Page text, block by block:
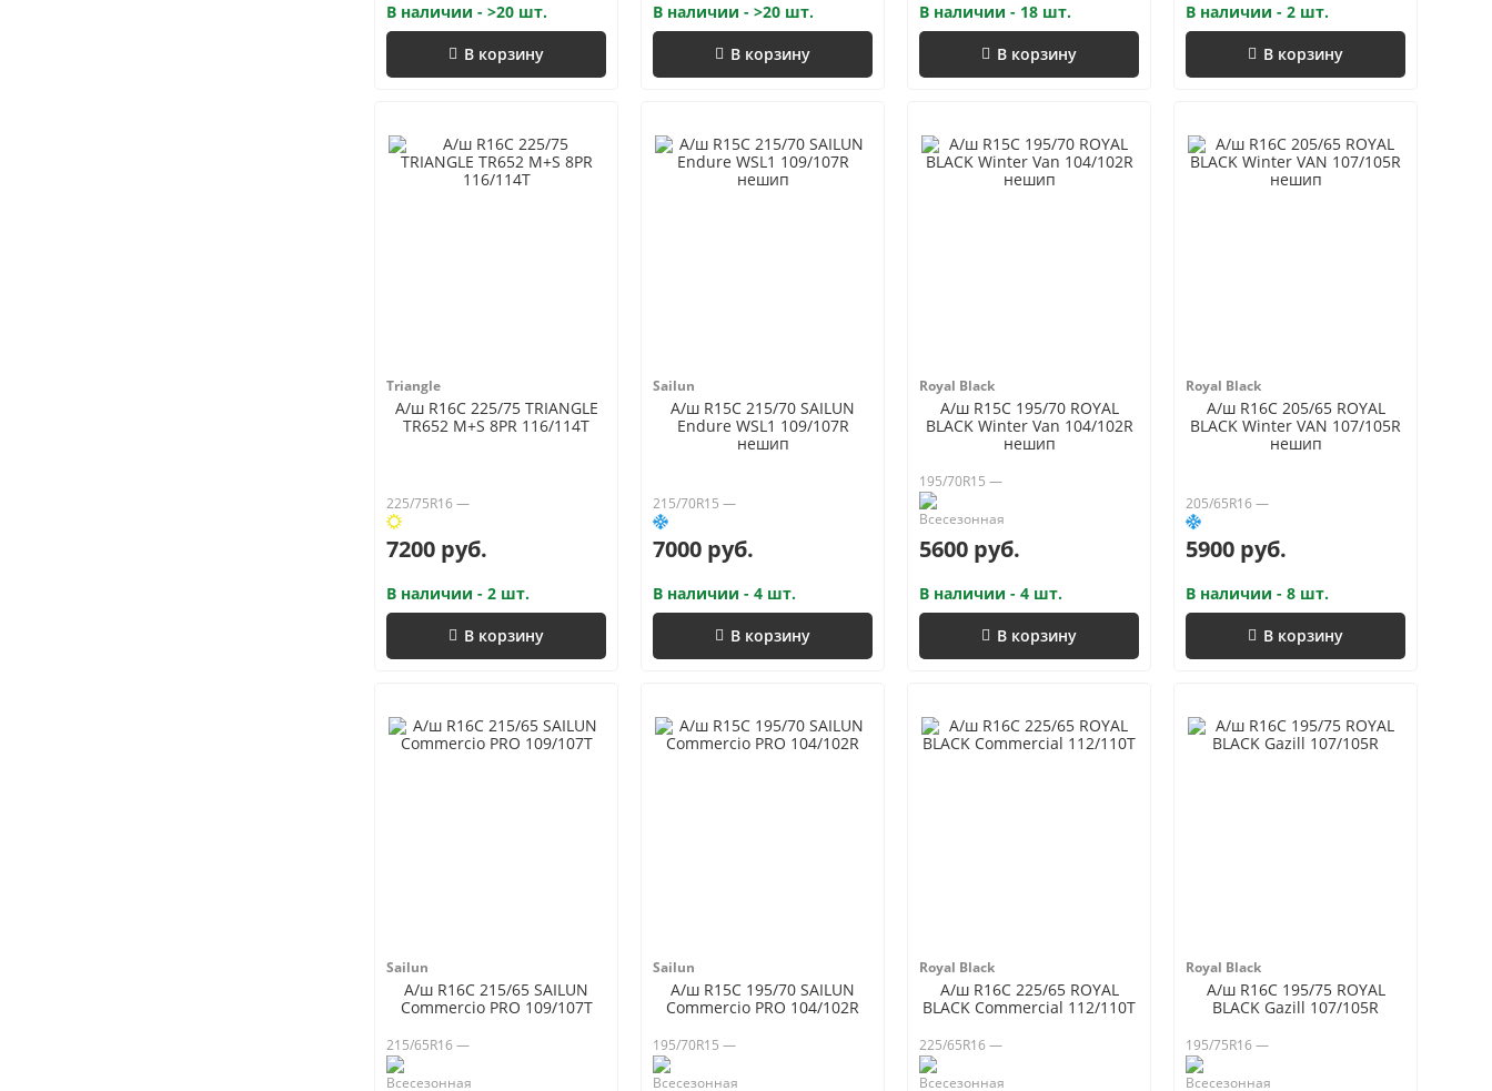
В наличии - >20 шт.
В корзину
В наличии - >20 шт.
В корзину
В наличии - 18 шт.
В корзину
В наличии - 2 шт.
В корзину
Triangle
А/ш R16C 225/75 TRIANGLE
TR652 M+S 8PR 116/114T
225/75R16 —
7200 руб.
В наличии - 2 шт.
В корзину
Sailun
А/ш R15C 215/70 SAILUN
Endure WSL1 109/107R
нешип
215/70R15 —
7000 руб.
В наличии - 4 шт.
В корзину
Royal Black
А/ш R15C 195/70 ROYAL
BLACK Winter Van 104/102R
нешип
195/70R15 —
5600 руб.
В наличии - 4 шт.
В корзину
Royal Black
А/ш R16C 205/65 ROYAL
BLACK Winter VAN 107/105R
нешип
205/65R16 —
5900 руб.
В наличии - 8 шт.
В корзину
Sailun
А/ш R16C 215/65 SAILUN
Commercio PRO 109/107T
215/65R16 —
Sailun
А/ш R15C 195/70 SAILUN
Commercio PRO 104/102R
195/70R15 —
Royal Black
А/ш R16C 225/65 ROYAL
BLACK Commercial 112/110T
225/65R16 —
Royal Black
А/ш R16C 195/75 ROYAL
BLACK Gazill 107/105R
195/75R16 —